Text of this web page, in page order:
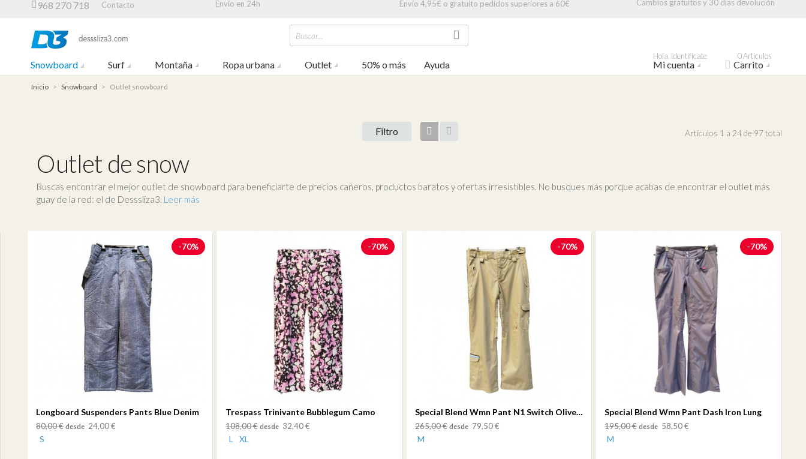
968 270 718 Contacto Envío en 24h Envío 4,95€ o gratuíto pedidos superiores a 60€ Cambios gratuitos y 30 días devolución
Buscar...
Hola. Identifícate
Mi cuenta
0 Artículos
Carrito
Snowboard Surf Montaña Ropa urbana Outlet 50% o más Ayuda
Inicio > Snowboard > Outlet snowboard
Filtro
Vista
artículos
Artículos 1 a 24 de 97 total
Outlet de snow
Buscas encontrar el mejor outlet de snowboard para beneficiarte de precios cañeros, productos baratos y ofertas irresistibles. No busques más porque acabas de encontrar el outlet más
guay de la red: el de Desssliza3. Leer más
-70%
Longboard Suspenders Pants Blue Denim
80,00 € desde 24,00 €
S
-70%
Trespass Trinivante Bubblegum Camo
108,00 € desde 32,40 €
L XL
-70%
Special Blend Wmn Pant N1 Switch Olive Gray
265,00 € desde 79,50 €
M
-70%
Special Blend Wmn Pant Dash Iron Lung
195,00 € desde 58,50 €
M